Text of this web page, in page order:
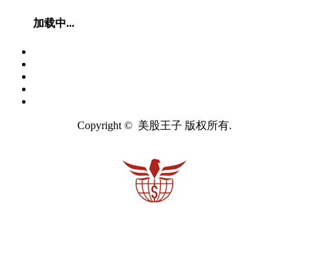
加载中...
Copyright © 美股王子 版权所有.